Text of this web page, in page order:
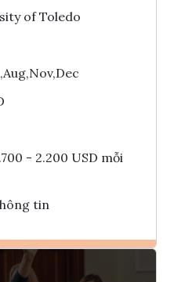
of Toledo
- 2.200 USD mỗi
tin
Ghi danh